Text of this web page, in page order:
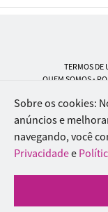
TERMOS DE
QUEM SOMOS•
Rio
Rua Lopes
WhatsApp:
© 2024-2026 - Todos
Sobre os cookies:
anúncios e
navegando, você
Privacidadee